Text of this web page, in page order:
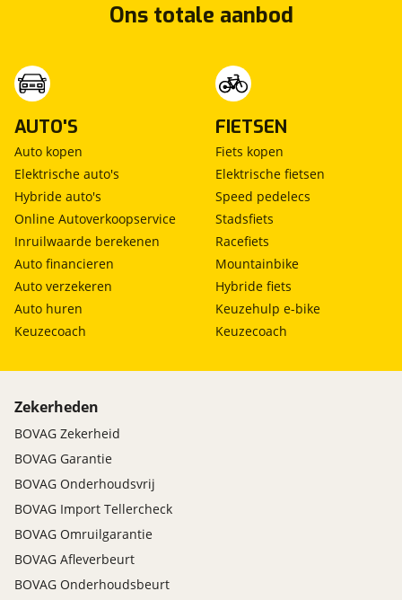
Ons totale aanbod
AUTO'S
Auto kopen
Elektrische auto's
Hybride auto's
Online Autoverkoopservice
Inruilwaarde berekenen
Auto financieren
Auto verzekeren
Auto huren
Keuzecoach
FIETSEN
Fiets kopen
Elektrische fietsen
Speed pedelecs
Stadsfiets
Racefiets
Mountainbike
Hybride fiets
Keuzehulp e-bike
Keuzecoach
Zekerheden
BOVAG Zekerheid
BOVAG Garantie
BOVAG Onderhoudsvrij
BOVAG Import Tellercheck
BOVAG Omruilgarantie
BOVAG Afleverbeurt
BOVAG Onderhoudsbeurt